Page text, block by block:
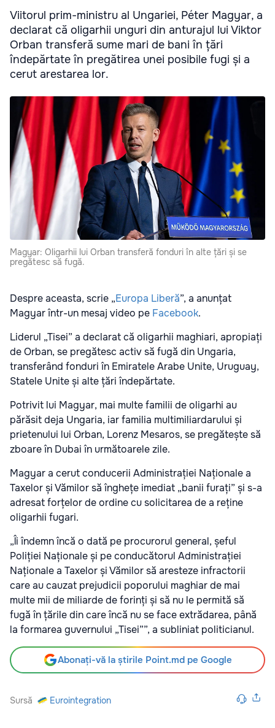
Viitorul prim-ministru al Ungariei, Péter Magyar, a
declarat că oligarhii unguri din anturajul lui Viktor
Orban transferă sume mari de bani în țări
îndepărtate în pregătirea unei posibile fugi și a
cerut arestarea lor.
Magyar: Oligarhii lui Orban transferă fonduri în alte țări și se
pregătesc să fugă.
Despre aceasta, scrie „Europa Liberă”, a anunțat
Magyar într-un mesaj video pe Facebook.
Liderul „Tisei” a declarat că oligarhii maghiari, apropiați
de Orban, se pregătesc activ să fugă din Ungaria,
transferând fonduri în Emiratele Arabe Unite, Uruguay,
Statele Unite și alte țări îndepărtate.
Potrivit lui Magyar, mai multe familii de oligarhi au
părăsit deja Ungaria, iar familia multimiliardarului și
prietenului lui Orban, Lorenz Mesaros, se pregătește să
zboare în Dubai în următoarele zile.
Magyar a cerut conducerii Administrației Naționale a
Taxelor și Vămilor să înghețe imediat „banii furați” și s-a
adresat forțelor de ordine cu solicitarea de a reține
oligarhii fugari.
„Îi îndemn încă o dată pe procurorul general, șeful
Poliției Naționale și pe conducătorul Administrației
Naționale a Taxelor și Vămilor să aresteze infractorii
care au cauzat prejudicii poporului maghiar de mai
multe mii de miliarde de forinți și să nu le permită să
fugă în țările din care încă nu se face extrădarea, până
la formarea guvernului „Tisei””, a subliniat politicianul.
Abonați-vă la știrile Point.md pe Google
Sursă Eurointegration